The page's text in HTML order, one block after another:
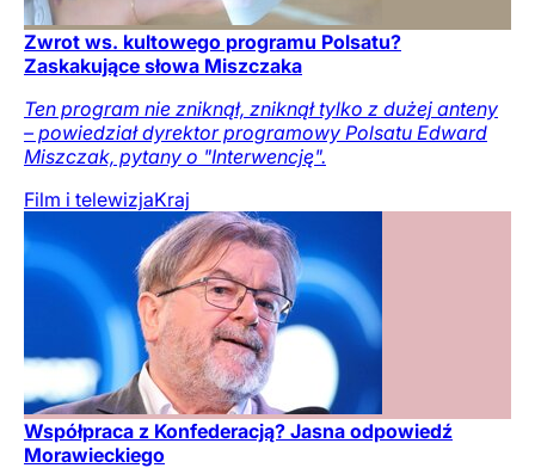
Zwrot ws. kultowego programu Polsatu?
Zaskakujące słowa Miszczaka
Ten program nie zniknął, zniknął tylko z dużej anteny
– powiedział dyrektor programowy Polsatu Edward
Miszczak, pytany o "Interwencję".
Film i telewizjaKraj
Współpraca z Konfederacją? Jasna odpowiedź
Morawieckiego